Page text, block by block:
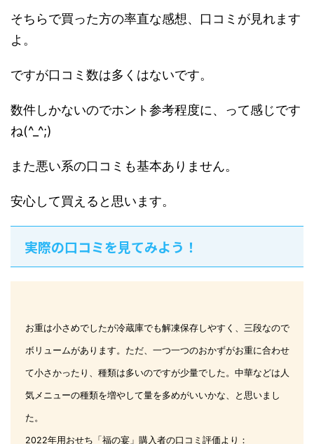
そちらで買った方の率直な感想、口コミが見れます
よ。
ですが口コミ数は多くはないです。
数件しかないのでホント参考程度に、って感じです
ね(^_^;)
また悪い系の口コミも基本ありません。
安心して買えると思います。
実際の口コミを見てみよう！
お重は小さめでしたが冷蔵庫でも解凍保存しやすく、三段なので
ボリュームがあります。ただ、一つ一つのおかずがお重に合わせ
て小さかったり、種類は多いのですが少量でした。中華などは人
気メニューの種類を増やして量を多めがいいかな、と思いまし
た。
2022年用おせち「福の宴」購入者の口コミ評価より：